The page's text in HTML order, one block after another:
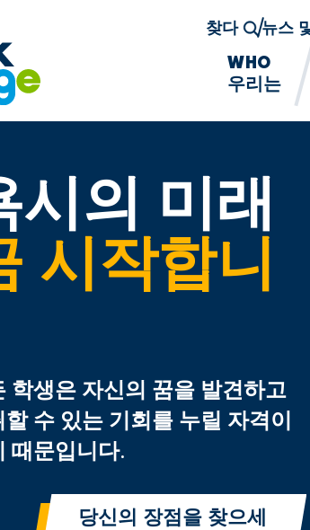
찾다 뉴스
WHO
우리는
시의 미래
시작합니
학생은 자신의 꿈을 발견하고
할 수 있는 기회를 누릴 자격이
때문입니다.
당신의 장점을 찾으세